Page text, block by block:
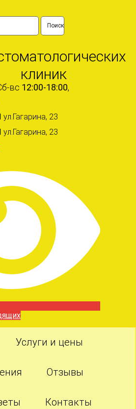
клиник
вс 12:00-18:00,
I ул.Гагарина, 23
I ул.Гагарина, 23
Услуги и цены
Отзывы
Контакты